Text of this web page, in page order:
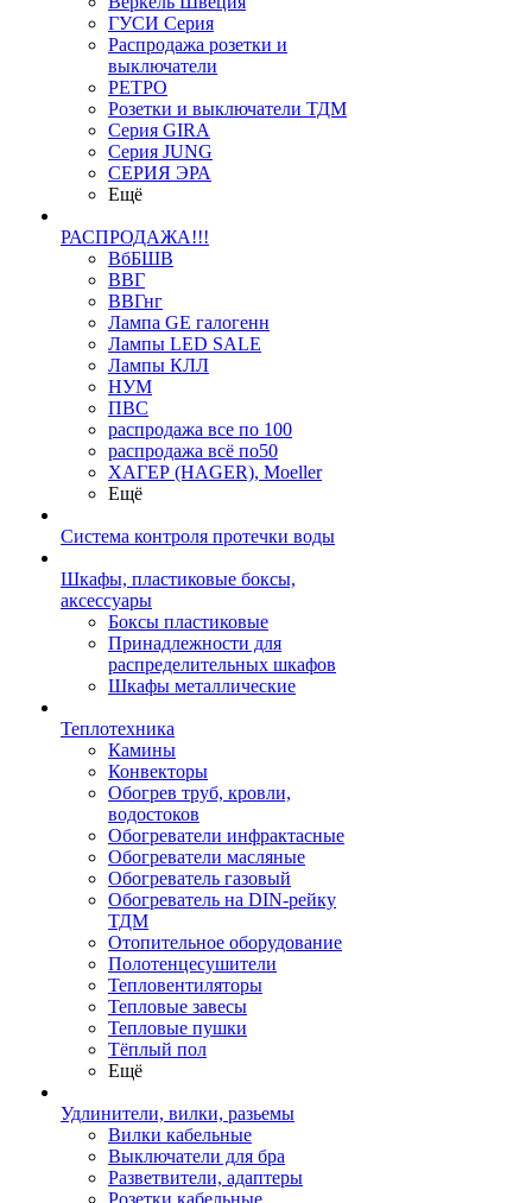
ГУСИ Серия
Распродажа розетки и
выключатели
РЕТРО
Розетки и выключатели ТДМ
Серия GIRA
Серия JUNG
СЕРИЯ ЭРА
Ещё
РАСПРОДАЖА!!!
ВбБШВ
ВВГ
ВВГнг
Лампа GE галогенн
Лампы LED SALE
Лампы КЛЛ
НУМ
ПВС
распродажа все по 100
распродажа всё по50
ХАГЕР (HAGER), Moeller
Ещё
Система контроля протечки воды
Шкафы, пластиковые боксы,
аксессуары
Боксы пластиковые
Принадлежности для
распределительных шкафов
Шкафы металлические
Теплотехника
Камины
Конвекторы
Обогрев труб, кровли,
водостоков
Обогреватели инфрактасные
Обогреватели масляные
Обогреватель газовый
Обогреватель на DIN-рейку
ТДМ
Отопительное оборудование
Полотенцесушители
Тепловентиляторы
Тепловые завесы
Тепловые пушки
Тёплый пол
Ещё
Удлинители, вилки, разьемы
Вилки кабельные
Выключатели для бра
Разветвители, адаптеры